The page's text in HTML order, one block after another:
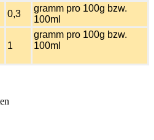
0,3
gramm pro 100g bzw.
100ml
1
gramm pro 100g bzw.
100ml